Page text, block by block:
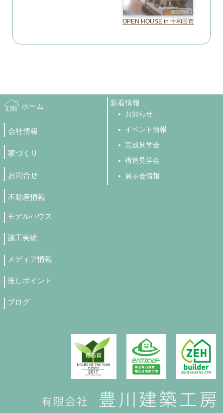
OPEN HOUSE in 十和田市
ホーム
会社情報
家づくり
お問合せ
不動産情報
新着情報
お知らせ
イベント情報
完成見学会
構造見学会
展示会情報
モデルハウス
施工実績
メディア情報
推しポイント
ブログ